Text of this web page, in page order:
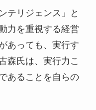
テリジェンス」と
力を重視する経営
あっても、実行す
森氏は、実行力こ
あることを自らの